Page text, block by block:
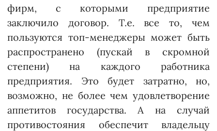
фирм, с которыми предприя­тие
заключило договор. Т.е. все то, чем
пользуются топ-менеджеры может быть
распространено (пус­кай в скромной
степени) на каждого работника
предприятия. Это будет зат­­ратно, но,
возможно, не более чем удовлетворение
аппетитов государства. А на случай
противостоя­ния обеспечит владельцу